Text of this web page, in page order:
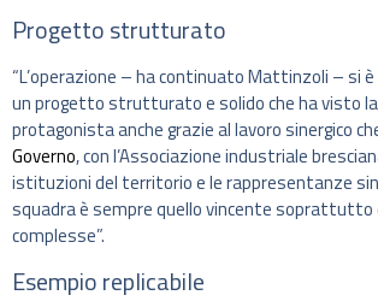
Progetto strutturato
“L’operazione – ha continuato Mattinzoli – si
un progetto strutturato e solido che ha visto la
protagonista anche grazie al lavoro sinergico
Governo, con l’Associazione industriale
istituzioni del territorio e le rappresentanze
squadra è sempre quello vincente
complesse”.
Esempio replicabile